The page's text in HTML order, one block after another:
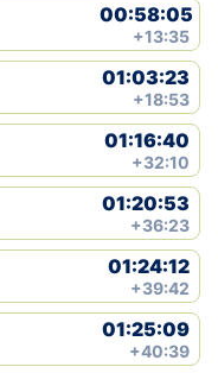
00:58:05
+13:35
01:03:23
+18:53
01:16:40
+32:10
01:20:53
+36:23
01:24:12
+39:42
01:25:09
+40:39